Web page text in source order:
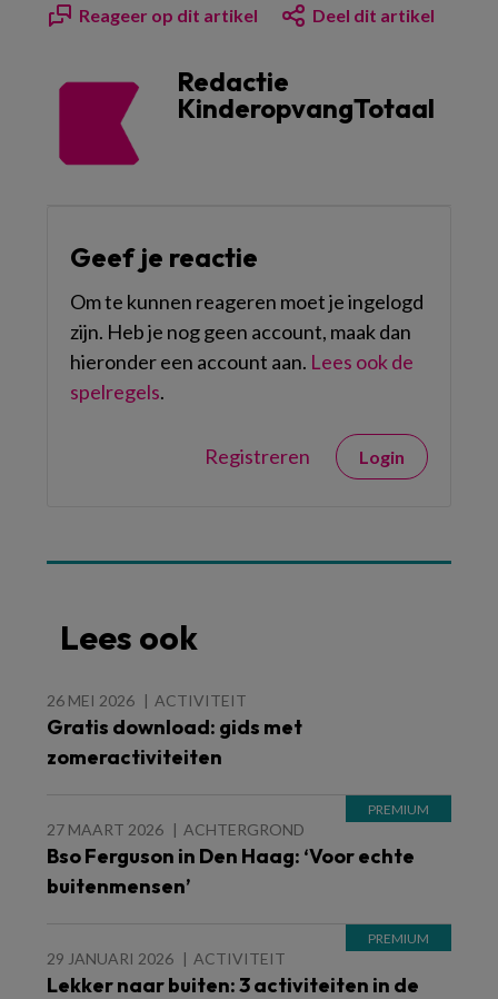
Reageer op dit artikel Deel dit artikel
Redactie
KinderopvangTotaal
Geef je reactie
Om te kunnen reageren moet je ingelogd
zijn. Heb je nog geen account, maak dan
hieronder een account aan. Lees ook de
spelregels.
Registreren Login
Lees ook
26 MEI 2026 ACTIVITEIT
Gratis download: gids met
zomeractiviteiten
27 MAART 2026 ACHTERGROND
Bso Ferguson in Den Haag: ‘Voor echte
buitenmensen’
29 JANUARI 2026 ACTIVITEIT
Lekker naar buiten: 3 activiteiten in de